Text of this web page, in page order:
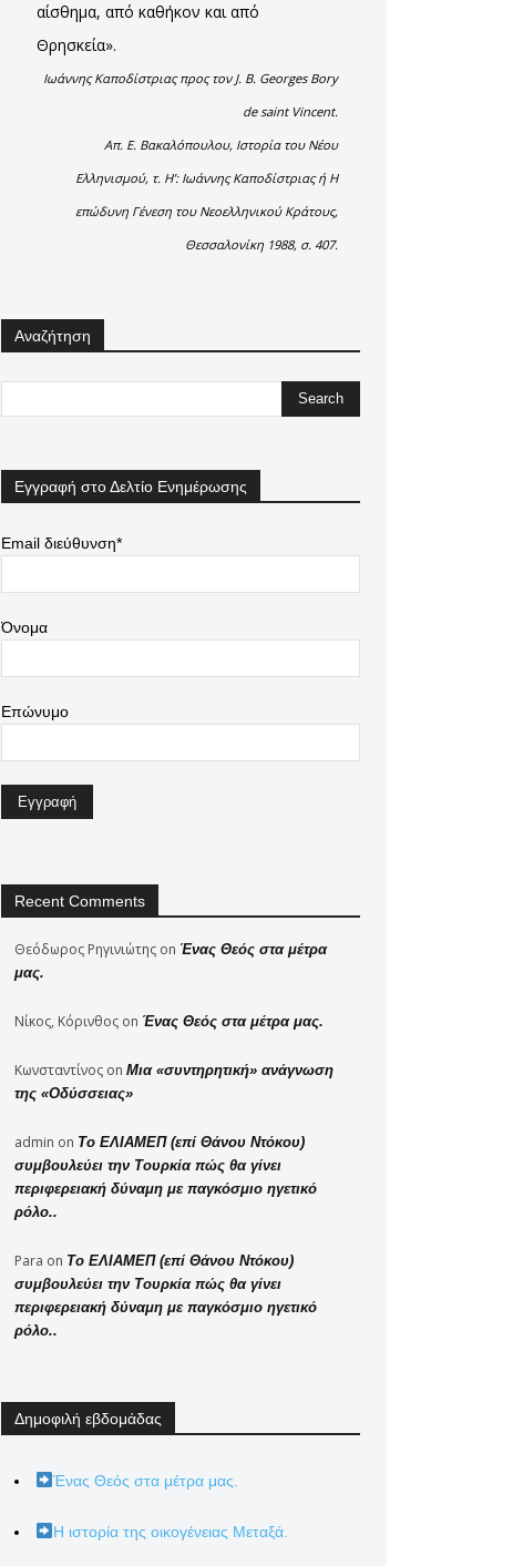
αίσθημα, από καθήκον και από
Θρησκεία».
Ιωάννης Καποδίστριας προς τον J. B. Georges Bory
de saint Vincent.
Απ. Ε. Βακαλόπουλου, Ιστορία του Νέου
Ελληνισμού, τ. Η’: Ιωάννης Καποδίστριας ή Η
επώδυνη Γένεση του Νεοελληνικού Κράτους,
Θεσσαλονίκη 1988, σ. 407.
Αναζήτηση
Εγγραφή στο Δελτίο Ενημέρωσης
Email διεύθυνση*
Όνομα
Επώνυμο
Recent Comments
Θεόδωρος Ρηγινιώτης on Ένας Θεός στα μέτρα
μας.
Νίκος, Κόρινθος on Ένας Θεός στα μέτρα μας.
Κωνσταντίνος on Μια «συντηρητική» ανάγνωση
της «Οδύσσειας»
admin on Το ΕΛΙΑΜΕΠ (επί Θάνου Ντόκου)
συμβουλεύει την Τουρκία πώς θα γίνει
περιφερειακή δύναμη με παγκόσμιο ηγετικό
ρόλο..
Para on Το ΕΛΙΑΜΕΠ (επί Θάνου Ντόκου)
συμβουλεύει την Τουρκία πώς θα γίνει
περιφερειακή δύναμη με παγκόσμιο ηγετικό
ρόλο..
Δημοφιλή εβδομάδας
Ένας Θεός στα μέτρα μας.
Η ιστορία της οικογένειας Μεταξά.